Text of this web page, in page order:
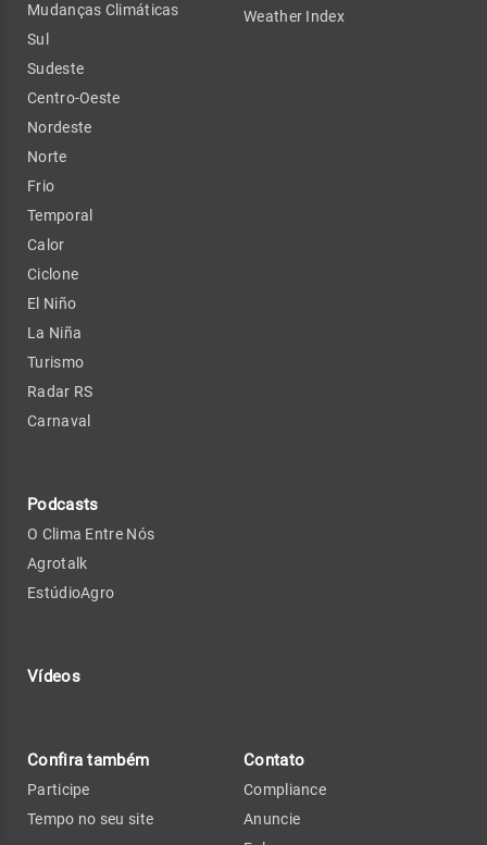
Mudanças Climáticas
Sul
Sudeste
Centro-Oeste
Nordeste
Norte
Frio
Temporal
Calor
Ciclone
El Niño
La Niña
Turismo
Radar RS
Carnaval
Podcasts
O Clima Entre Nós
Agrotalk
EstúdioAgro
Vídeos
Weather Index
Confira também
Participe
Tempo no seu site
Contato
Compliance
Anuncie